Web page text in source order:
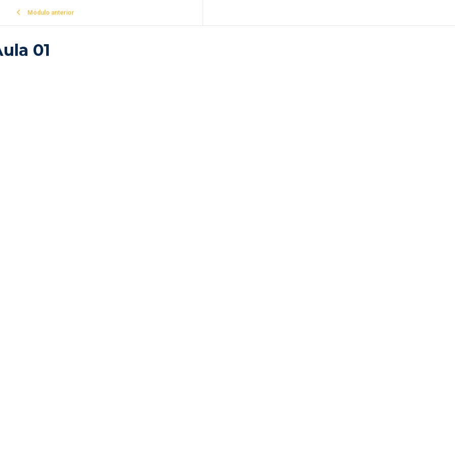
Módulo anterior
01